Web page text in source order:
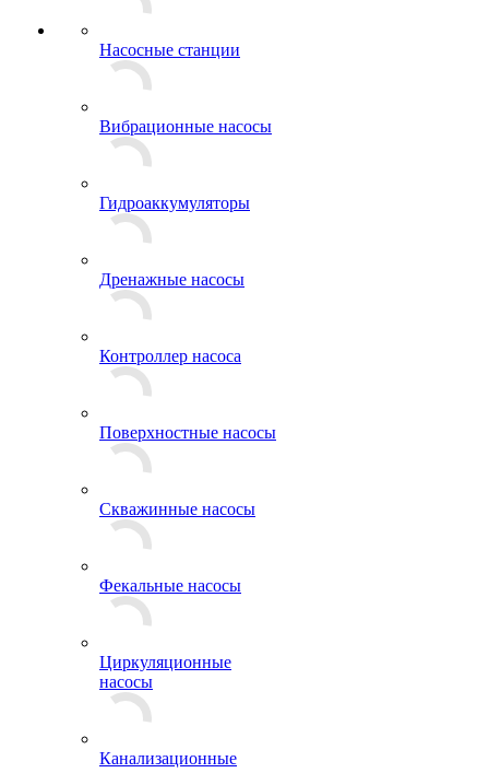
Насосные станции
Вибрационные насосы
Гидроаккумуляторы
Дренажные насосы
Контроллер насоса
Поверхностные насосы
Скважинные насосы
Фекальные насосы
Циркуляционные
насосы
Канализационные